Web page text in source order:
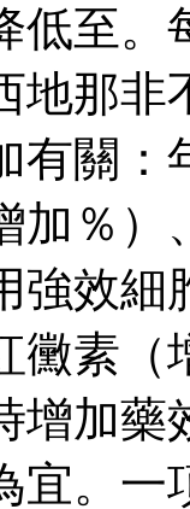
低至
地那
有關：
加％）
強效
黴素（
增加
宜。一